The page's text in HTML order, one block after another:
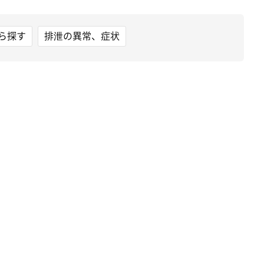
探す 排泄の異常、症状